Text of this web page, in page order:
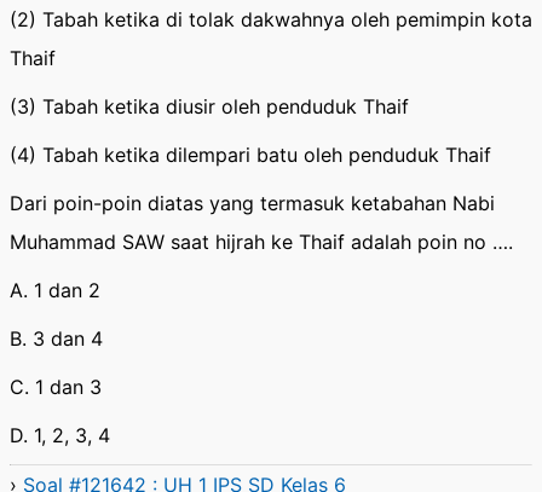
(2) Tabah ketika di tolak dakwahnya oleh pemimpin kota
Thaif
(3) Tabah ketika diusir oleh penduduk Thaif
(4) Tabah ketika dilempari batu oleh penduduk Thaif
Dari poin-poin diatas yang termasuk ketabahan Nabi
Muhammad SAW saat hijrah ke Thaif adalah poin no ….
A. 1 dan 2
B. 3 dan 4
C. 1 dan 3
D. 1, 2, 3, 4
› Soal #121642 : UH 1 IPS SD Kelas 6